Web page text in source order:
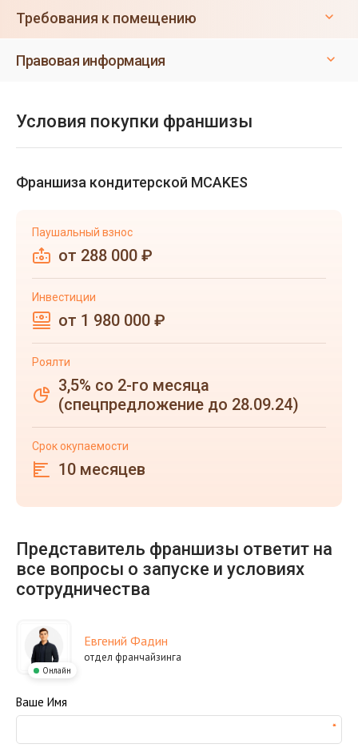
Требования к помещению
Правовая информация
Условия покупки франшизы
Франшиза кондитерской MCAKES
Паушальный взнос
от 288 000 ₽
Инвестиции
от 1 980 000 ₽
Роялти
3,5% со 2-го месяца
(спецпредложение до 28.09.24)
Срок окупаемости
10 месяцев
Представитель франшизы ответит на
все вопросы о запуске и условиях
сотрудничества
Онлайн
Евгений Фадин
отдел франчайзинга
Ваше Имя